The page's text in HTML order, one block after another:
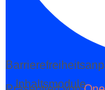
Inhaltsmodule